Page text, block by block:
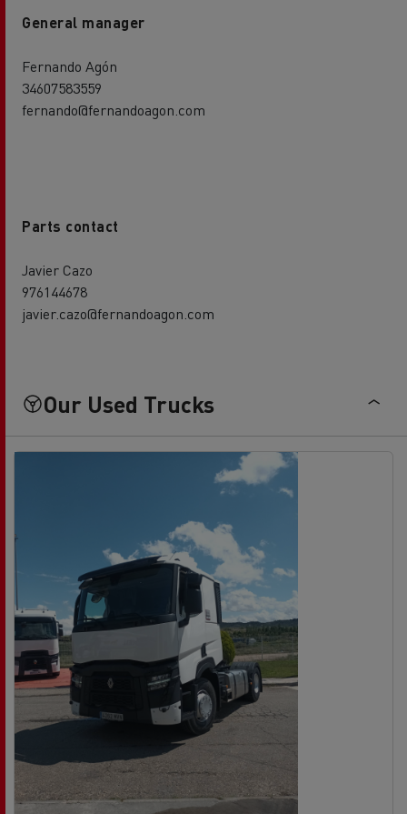
General manager
Fernando Agón
34607583559
fernando@fernandoagon.com
Parts contact
Javier Cazo
976144678
javier.cazo@fernandoagon.com
Our Used Trucks